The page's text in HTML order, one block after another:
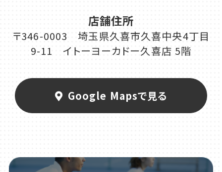
店舗住所
〒346-0003 埼玉県久喜市久喜中央4丁目
9-11 イトーヨーカドー久喜店 5階
Google Mapsで見る